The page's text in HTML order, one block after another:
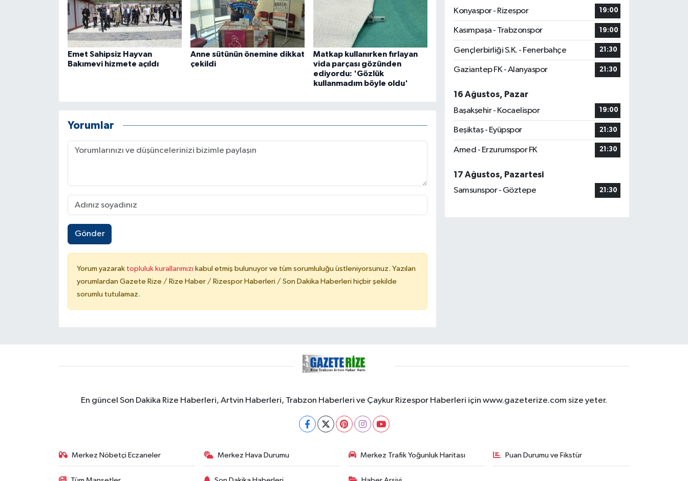
Emet Sahipsiz Hayvan
Bakımevi hizmete açıldı
Anne sütünün önemine dikkat
çekildi
Matkap kullanırken fırlayan
vida parçası gözünden
ediyordu: 'Gözlük
kullanmadım böyle oldu'
Yorumlar
Gönder
Yorum yazarak topluluk kurallarımızı kabul etmiş bulunuyor ve tüm sorumluluğu üstleniyorsunuz. Yazılan
yorumlardan Gazete Rize / Rize Haber / Rizespor Haberleri / Son Dakika Haberleri hiçbir şekilde
sorumlu tutulamaz.
Konyaspor - Rizespor
19:00
Kasımpaşa - Trabzonspor 19:00
Gençlerbirliği S.K. - Fenerbahçe 21:30
Gaziantep FK - Alanyaspor 21:30
16 Ağustos, Pazar
Başakşehir - Kocaelispor
19:00
Beşiktaş - Eyüpspor 21:30
Amed - Erzurumspor FK 21:30
17 Ağustos, Pazartesi
Samsunspor - Göztepe
21:30
En güncel Son Dakika Rize Haberleri, Artvin Haberleri, Trabzon Haberleri ve Çaykur Rizespor Haberleri için www.gazeterize.com size yeter.
Merkez Nöbetçi Eczaneler Merkez Hava Durumu Merkez Trafik Yoğunluk Haritası Puan Durumu ve Fikstür